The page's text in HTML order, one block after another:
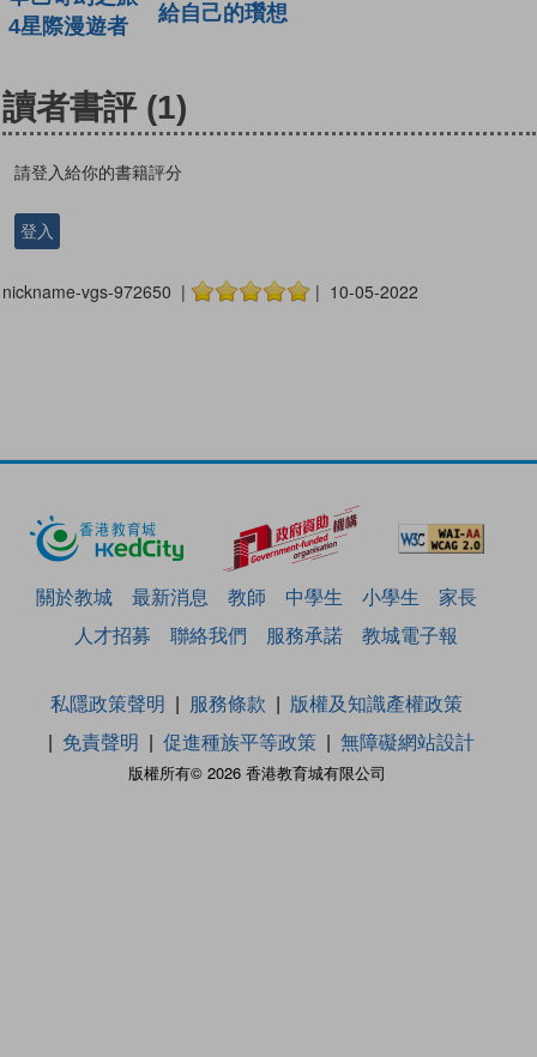
4星際漫遊者
給自己的瓚想
讀者書評 (1)
請登入給你的書籍評分
登入
nickname-vgs-972650 | | 10-05-2022
關於教城 最新消息 教師 中學生 小學生
家長
人才招募
聯絡我們 服務承諾 教城電子報
版權所有© 2026 香港教育城有限公司
私隱政策聲明 服務條款
版權及知識產權政策
免責聲明
促進種族平等政策 無障礙網站設計